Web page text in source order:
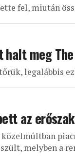
fel, miután
halt meg
legalábbis
az
melyben a